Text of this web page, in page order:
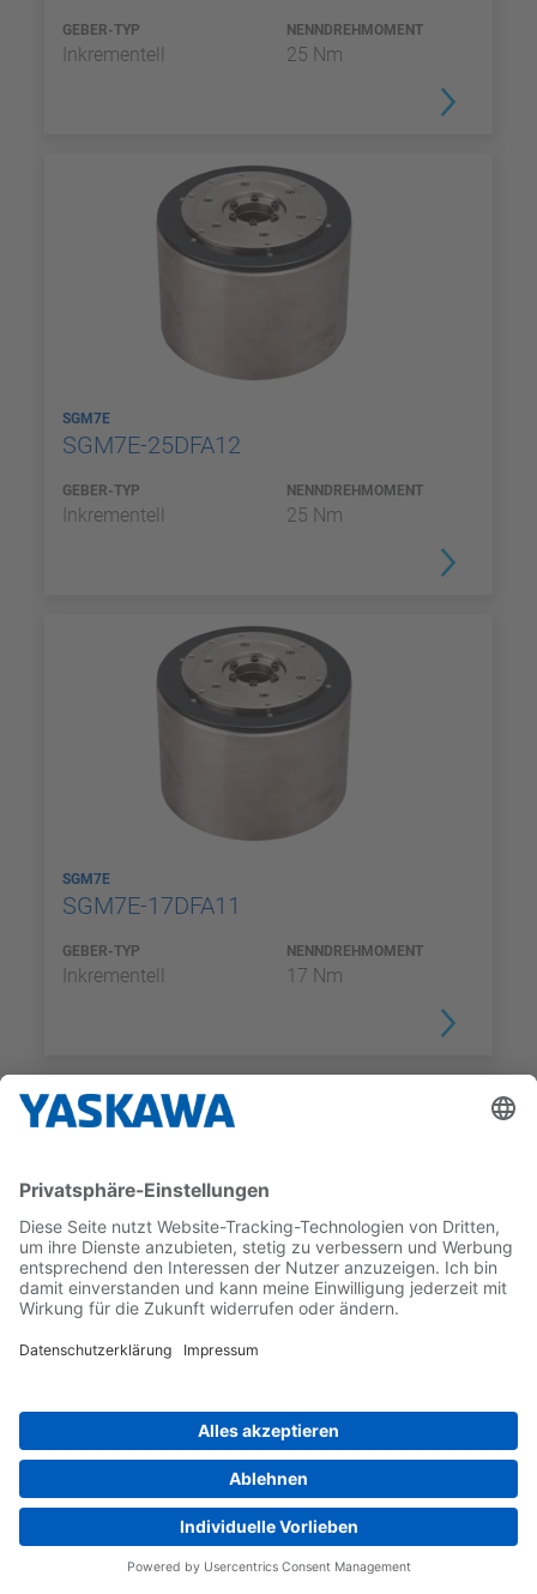
GEBER-TYP
Inkrementell
NENNDREHMOMENT
25 Nm
SGM7E
SGM7E-25DFA12
GEBER-TYP
Inkrementell
NENNDREHMOMENT
25 Nm
SGM7E
SGM7E-17DFA11
GEBER-TYP
Inkrementell
NENNDREHMOMENT
17 Nm
SGM7E-25DFA11
GEBER-TYP NENNDREHMOMENT
25 Nm